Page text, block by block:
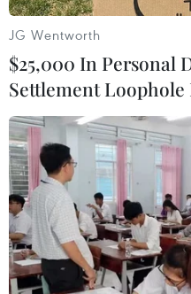
JG Wentworth
$25,000 In Personal
Settlement